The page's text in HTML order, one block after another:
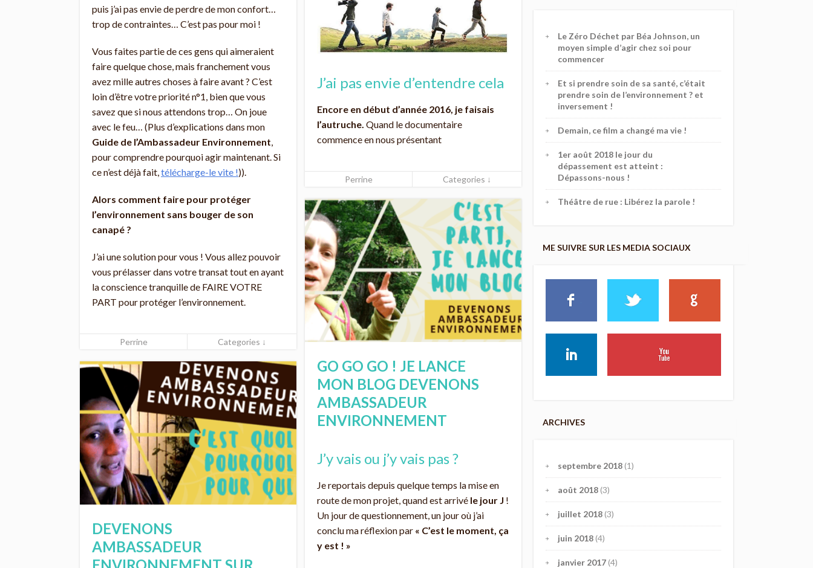
J’ai pas envie d’entendre cela
Encore en début d’année 2016, je faisais
l’autruche. Quand le documentaire
commence en nous présentant
Perrine Categories ↓
puis j’ai pas envie de perdre de mon confort…
trop de contraintes… C’est pas pour moi !
Vous faites partie de ces gens qui aimeraient
faire quelque chose, mais franchement vous
avez mille autres choses à faire avant ? C’est
loin d’être votre priorité n°1, bien que vous
savez que si nous attendons trop… On joue
avec le feu… (Plus d’explications dans mon
Guide de l’Ambassadeur Environnement,
pour comprendre pourquoi agir maintenant. Si
ce n’est déjà fait,télécharge-le vite !)).
Alors comment faire pour protéger
l’environnement sans bouger de son
canapé ?
J’ai une solution pour vous ! Vous allez pouvoir
vous prélasser dans votre transat tout en ayant
la conscience tranquille de FAIRE VOTRE
PART pour protéger l’environnement.
Perrine Categories ↓
GO GO GO ! JE LANCE
MON BLOG DEVENONS
AMBASSADEUR
ENVIRONNEMENT
J’y vais ou j’y vais pas ?
Je reportais depuis quelque temps la mise en
route de mon projet, quand est arrivé le jour J !
Un jour de questionnement, un jour où j’ai
conclu ma réflexion par « C’est le moment, ça
y est ! »
DEVENONS
AMBASSADEUR
Le Zéro Déchet par Béa Johnson, un
moyen simple d’agir chez soi pour
commencer
Et si prendre soin de sa santé, c’était
prendre soin de l’environnement ? et
inversement !
Demain, ce film a changé ma vie !
1er août 2018 le jour du
dépassement est atteint :
Dépassons-nous !
Théâtre de rue : Libérez la parole !
ME SUIVRE SUR LES MEDIA SOCIAUX
ARCHIVES
septembre 2018 (1)
août 2018 (3)
juillet 2018 (3)
juin 2018 (4)
janvier 2017 (4)